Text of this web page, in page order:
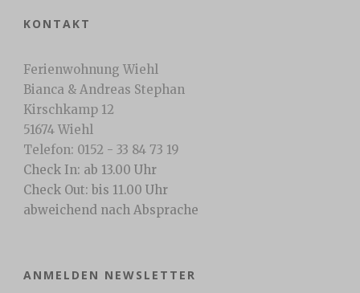
KONTAKT
Ferienwohnung Wiehl
Bianca & Andreas Stephan
Kirschkamp 12
51674 Wiehl
Telefon: 0152 - 33 84 73 19
Check In: ab 13.00 Uhr
Check Out: bis 11.00 Uhr
abweichend nach Absprache
ANMELDEN NEWSLETTER